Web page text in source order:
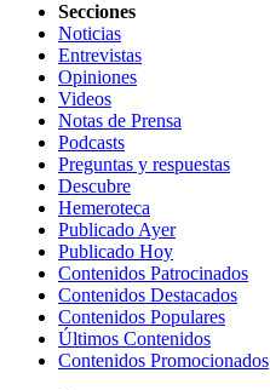
Secciones
Noticias
Entrevistas
Opiniones
Videos
Notas de Prensa
Podcasts
Preguntas y respuestas
Descubre
Hemeroteca
Publicado Ayer
Publicado Hoy
Contenidos Patrocinados
Contenidos Destacados
Contenidos Populares
Últimos Contenidos
Contenidos Promocionados